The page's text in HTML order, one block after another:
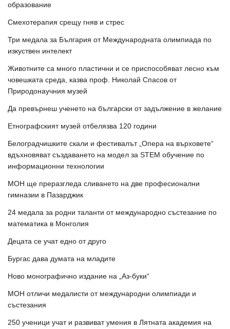
образование
Смехотерапия срещу гняв и стрес
Три медала за България от Международната олимпиада по
изкуствен интелект
Животните са много пластични и се приспособяват лесно към
човешката среда, казва проф. Николай Спасов от
Природонаучния музей
Да превърнеш ученето на български от задължение в желание
Етнографският музей отбелязва 120 години
Белоградчишките скали и фестивалът „Опера на върховете“
вдъхновяват създаването на модел за STEM обучение по
информационни технологии
МОН ще преразгледа сливането на две професионални
гимназии в Пазарджик
24 медала за родни таланти от международно състезание по
математика в Монголия
Децата се учат едно от друго
Бургас дава думата на младите
Ново монографично издание на „Аз-буки“
МОН отличи медалисти от международни олимпиади и
състезания
250 ученици учат и развиват умения в Лятната академия на